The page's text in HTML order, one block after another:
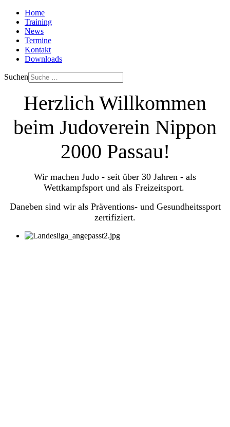
Home
Training
News
Termine
Kontakt
Downloads
Suchen
Herzlich Willkommen
beim Judoverein Nippon
2000 Passau!
Wir machen Judo - seit über 30 Jahren - als
Wettkampfsport und als Freizeitsport.
Daneben sind wir als Präventions- und Gesundheitssport
zertifiziert.